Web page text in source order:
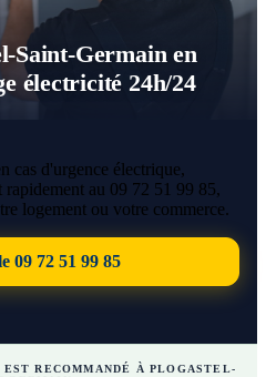
Saint-Germain en
électricité 24h/24
cas d'urgence électrique,
rapidement au 09 72 51 99 85,
logement ou votre commerce.
09 72 51 99 85
RECOMMANDÉ À PLOGASTEL-